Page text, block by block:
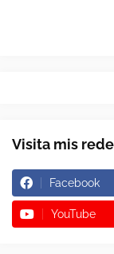
Visita mis
Facebook
YouTube